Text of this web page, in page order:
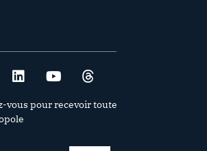
vous pour recevoir toute